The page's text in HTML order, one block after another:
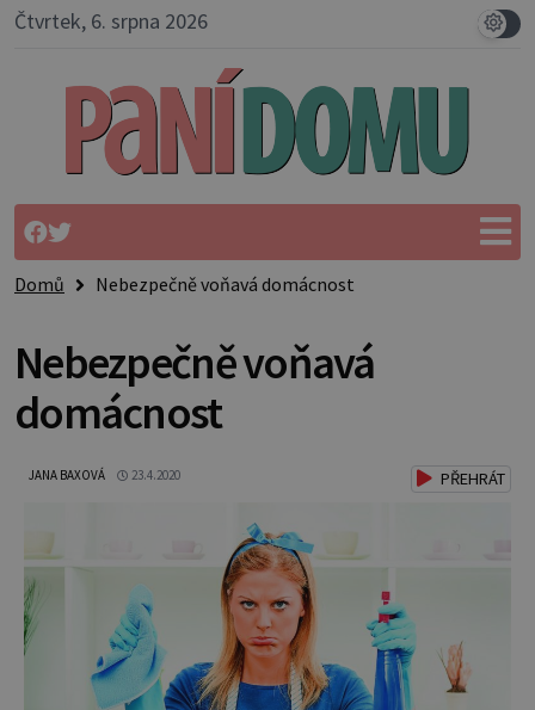
Čtvrtek, 6. srpna 2026
Domů Nebezpečně voňavá domácnost
Nebezpečně voňavá
domácnost
JANA BAXOVÁ 23.4.2020 PŘEHRÁT